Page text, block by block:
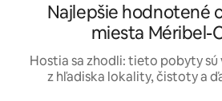
Najlepšie hodnotené
miesta Méribel-
Hostia sa zhodli: tieto pobyty
z hľadiska lokality, čistoty a